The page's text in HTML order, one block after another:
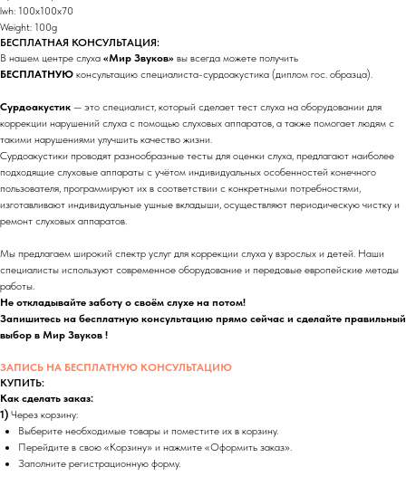
lwh: 100x100x70
Weight: 100g
БЕСПЛАТНАЯ КОНСУЛЬТАЦИЯ:
В нашем центре слуха «Мир Звуков» вы всегда можете получить
БЕСПЛАТНУЮ консультацию специалиста-сурдоакустика (диплом гос. образца).
Сурдоакустик — это специалист, который сделает тест слуха на оборудовании для
коррекции нарушений слуха с помощью слуховых аппаратов, а также помогает людям с
такими нарушениями улучшить качество жизни.
Сурдоакустики проводят разнообразные тесты для оценки слуха, предлагают наиболее
подходящие слуховые аппараты с учётом индивидуальных особенностей конечного
пользователя, программируют их в соответствии с конкретными потребностями,
изготавливают индивидуальные ушные вкладыши, осуществляют периодическую чистку и
ремонт слуховых аппаратов.
Мы предлагаем широкий спектр услуг для коррекции слуха у взрослых и детей. Наши
специалисты используют современное оборудование и передовые европейские методы
работы.
Не откладывайте заботу о своём слухе на потом!
Запишитесь на бесплатную консультацию прямо сейчас и сделайте правильный
выбор в Мир Звуков !
ЗАПИСЬ НА БЕСПЛАТНУЮ КОНСУЛЬТАЦИЮ
КУПИТЬ:
Как сделать заказ:
1) Через корзину:
Выберите необходимые товары и поместите их в корзину.
Перейдите в свою «Корзину» и нажмите «Оформить заказ».
Заполните регистрационную форму.